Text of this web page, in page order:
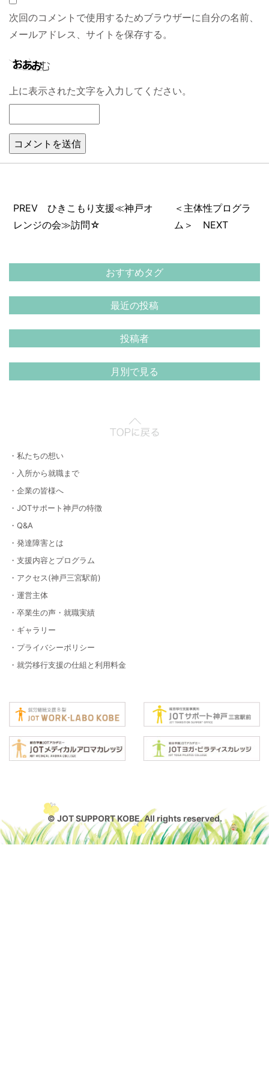
おすすめタグ
最近の投稿
投稿者
月別で見る
次回のコメントで使用するためブラウザーに自分の名前、
メールアドレス、サイトを保存する。
上に表示された文字を入力してください。
PREV ひきこもり支援≪神戸オ
レンジの会≫訪問☆
＜主体性プログラ
ム＞ NEXT
・私たちの想い
・入所から就職まで
・企業の皆様へ
・JOTサポート神戸の特徴
・Q&A
・発達障害とは
・支援内容とプログラム
・アクセス(神戸三宮駅前)
・運営主体
・卒業生の声・就職実績
・ギャラリー
・プライバシーポリシー
・就労移行支援の仕組と利用料金
© JOT SUPPORT KOBE. All rights reserved.